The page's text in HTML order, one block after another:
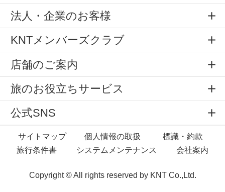
法人・企業のお客様
KNTメンバーズクラブ
店舗のご案内
旅のお役立ちサービス
公式SNS
サイトマップ 個人情報の取扱
標識・約款
旅行条件書
システムメンテナンス 会社案内
Copyright © All rights reserved by KNT Co.,Ltd.